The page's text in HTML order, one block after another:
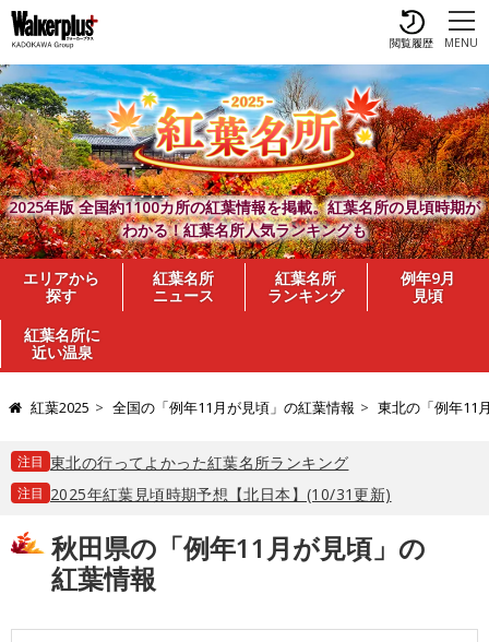
MENU
閲覧履歴
2025年版 全国約1100カ所の紅葉情報を掲載。紅葉名所の見頃時期が
わかる！紅葉名所人気ランキングも
エリアから
探す
紅葉名所
ニュース
紅葉名所
ランキング
例年9月
見頃
紅葉名所に
近い温泉
紅葉2025 全国の「例年11月が見頃」の紅葉情報 東北の「例年11
注目 東北の行ってよかった紅葉名所ランキング
注目 2025年紅葉見頃時期予想【北日本】(10/31更新)
秋田県の「例年11月が見頃」の
紅葉情報